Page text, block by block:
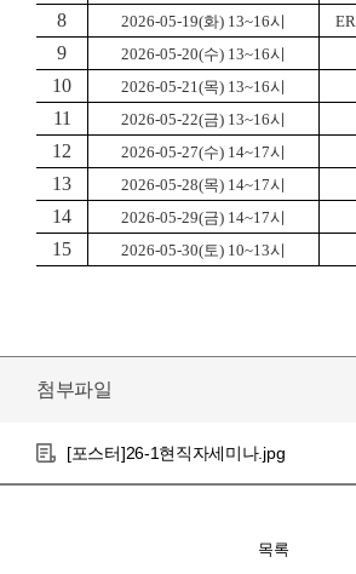
8 2026-05-19(화) 13~16시
9 2026-05-20(수) 13~16시
10 2026-05-21(목) 13~16시
11 2026-05-22(금) 13~16시
12 2026-05-27(수) 14~17시
13 2026-05-28(목) 14~17시
14 2026-05-29(금) 14~17시
15 2026-05-30(토) 10~13시
첨부파일
[포스터]26-1현직자세미나.jpg
목록